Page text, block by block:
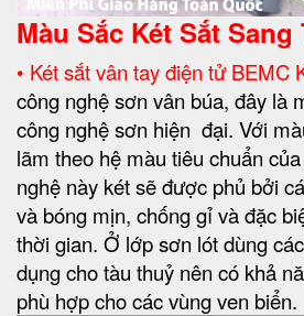
Màu Sắc Két Sắt Sang
• Két sắt vân tay điện tử BEMC
công nghệ sơn vân búa, đây là
công nghệ sơn hiện đại. Với
lãm theo hệ màu tiêu chuẩn
nghệ này két sẽ được phủ bởi
và bóng mịn, chống gỉ và đặc
thời gian. Ở lớp sơn lót dùng
dụng cho tàu thuỷ nên có khả
phù hợp cho các vùng ven biển.